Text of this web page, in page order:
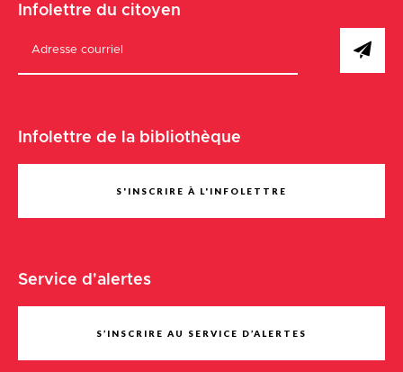
Infolettre du citoyen
Infolettre de la bibliothèque
S'INSCRIRE À L'INFOLETTRE
Service d'alertes
S’INSCRIRE AU SERVICE D’ALERTES